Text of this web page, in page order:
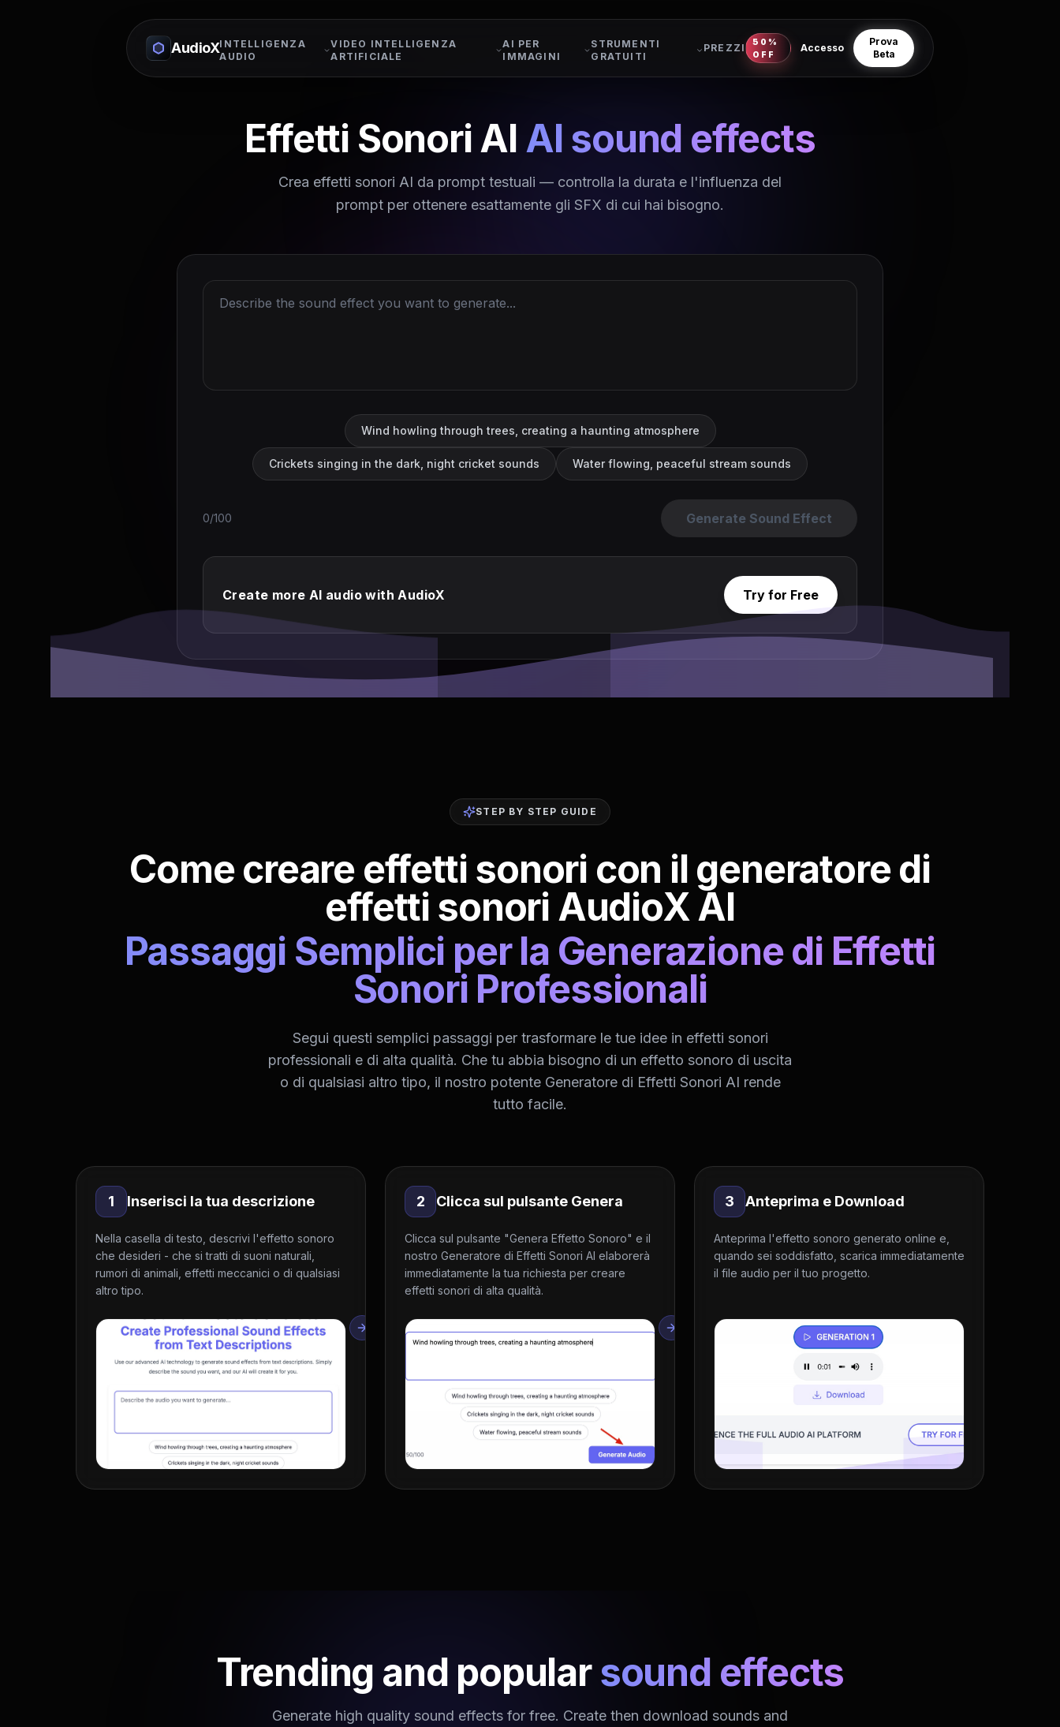
AudioXINTELLIGENZA
AUDIO
VIDEO INTELLIGENZA
ARTIFICIALE
AI PER
IMMAGINI
STRUMENTI
GRATUITI
PREZZI
50%
OFF
Accesso
Prova
Beta
Effetti Sonori AI AI sound effects
Crea effetti sonori AI da prompt testuali — controlla la durata e l'influenza del
prompt per ottenere esattamente gli SFX di cui hai bisogno.
Wind howling through trees, creating a haunting atmosphere
Crickets singing in the dark, night cricket sounds Water flowing, peaceful stream sounds
0/100 Generate Sound Effect
Create more AI audio with AudioX Try for Free
STEP BY STEP GUIDE
Come creare effetti sonori con il generatore di
effetti sonori AudioX AI
Passaggi Semplici per la Generazione di Effetti
Sonori Professionali
Segui questi semplici passaggi per trasformare le tue idee in effetti sonori
professionali e di alta qualità. Che tu abbia bisogno di un effetto sonoro di uscita
o di qualsiasi altro tipo, il nostro potente Generatore di Effetti Sonori AI rende
tutto facile.
1 Inserisci la tua descrizione
Nella casella di testo, descrivi l'effetto sonoro
che desideri - che si tratti di suoni naturali,
rumori di animali, effetti meccanici o di qualsiasi
altro tipo.
2 Clicca sul pulsante Genera
Clicca sul pulsante "Genera Effetto Sonoro" e il
nostro Generatore di Effetti Sonori AI elaborerà
immediatamente la tua richiesta per creare
effetti sonori di alta qualità.
3 Anteprima e Download
Anteprima l'effetto sonoro generato online e,
quando sei soddisfatto, scarica immediatamente
il file audio per il tuo progetto.
Trending and popular sound effects
Generate high quality sound effects for free. Create then download sounds and